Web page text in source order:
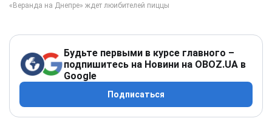
Будьте первыми в курсе главного –
подпишитесь на Новини на OBOZ.UA в
Google
Подписаться